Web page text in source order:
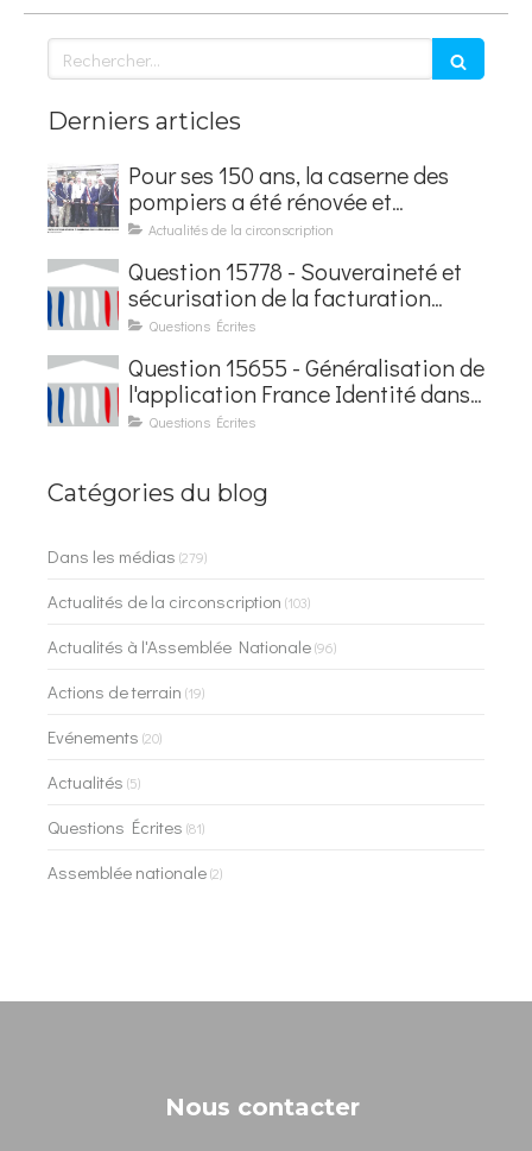
Rechercher
Derniers articles
Pour ses 150 ans, la caserne des
pompiers a été rénovée et
baptisée au nom d'Hubert
Actualités de la circonscription
Question 15778 - Souveraineté et
sécurisation de la facturation
électronique
Questions Écrites
Question 15655 - Généralisation de
l'application France Identité dans
les contrôles du quotidien
Questions Écrites
Catégories du blog
Dans les médias (279)
Actualités de la circonscription (103)
Actualités à l'Assemblée Nationale(96)
Actions de terrain (19)
Evénements (20)
Actualités (5)
Questions Écrites (81)
Assemblée nationale(2)
Nous contacter